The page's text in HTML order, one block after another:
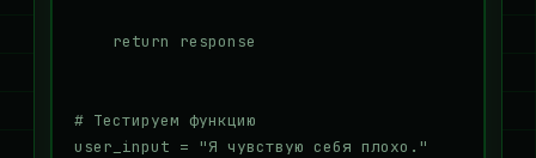
    return response
# Тестируем функцию
user_input = "Я чувствую себя плохо."